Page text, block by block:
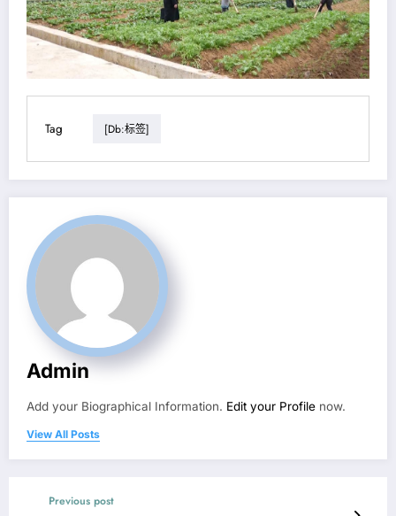
Tag [db:标签]
Admin
Add your Biographical Information. Edit your Profile now.
View All Posts
Previous post